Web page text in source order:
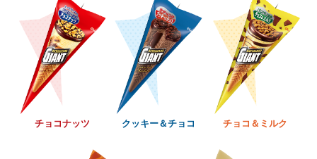
チョコナッツ クッキー＆チョコ チョコ＆ミルク